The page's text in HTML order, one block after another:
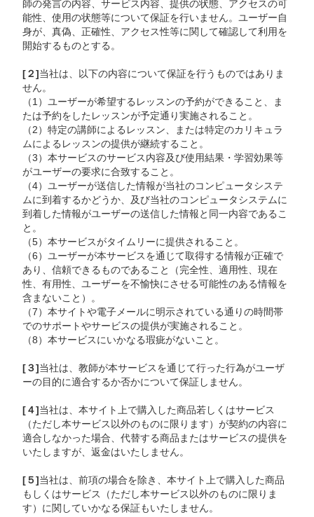
師の発言の内容、サービス内容、提供の状態、アクセスの可
能性、使用の状態等について保証を行いません。ユーザー自
身が、真偽、正確性、アクセス性等に関して確認して利用を
開始するものとする。
[２]当社は、以下の内容について保証を行うものではありま
せん。
（1）ユーザーが希望するレッスンの予約ができること、ま
たは予約をしたレッスンが予定通り実施されること。
（2）特定の講師によるレッスン、または特定のカリキュラ
ムによるレッスンの提供が継続すること。
（3）本サービスのサービス内容及び使用結果・学習効果等
がユーザーの要求に合致すること。
（4）ユーザーが送信した情報が当社のコンピュータシステ
ムに到着するかどうか、及び当社のコンピュータシステムに
到着した情報がユーザーの送信した情報と同一内容であるこ
と。
（5）本サービスがタイムリーに提供されること。
（6）ユーザーが本サービスを通じて取得する情報が正確で
あり、信頼できるものであること（完全性、適用性、現在
性、有用性、ユーザーを不愉快にさせる可能性のある情報を
含まないこと）。
（7）本サイトや電子メールに明示されている通りの時間帯
でのサポートやサービスの提供が実施されること。
（8）本サービスにいかなる瑕疵がないこと。
[３]当社は、教師が本サービスを通じて行った行為がユーザ
ーの目的に適合するか否かについて保証しません。
[４]当社は、本サイト上で購入した商品若しくはサービス
（ただし本サービス以外のものに限ります）が契約の内容に
適合しなかった場合、代替する商品またはサービスの提供を
いたしますが、返金はいたしません。
[５]当社は、前項の場合を除き、本サイト上で購入した商品
もしくはサービス（ただし本サービス以外のものに限りま
す）に関していかなる保証もいたしません。